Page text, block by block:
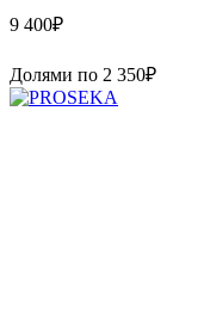
9 400₽
Долями по 2 350₽